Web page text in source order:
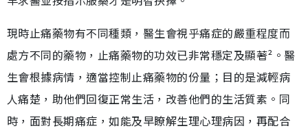
現時止痛藥物有不同種類，醫生會視乎痛症的嚴重程度而
處方不同的藥物，止痛藥物的功效已非常穩定及顯著²。醫
生會根據病情，適當控制止痛藥物的份量；目的是減輕病
人痛楚，助他們回復正常生活，改善他們的生活質素。同
時，面對長期痛症，如能及早瞭解生理心理病因，再配合